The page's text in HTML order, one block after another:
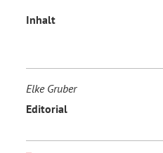
Inhalt
Elke Gruber
Editorial